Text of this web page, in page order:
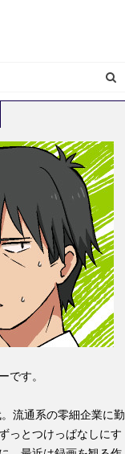
です。
流通系の零細企業に勤
っとつけっぱなしにす